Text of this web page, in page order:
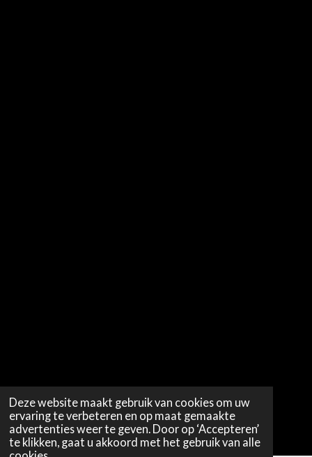
Deze website maakt gebruik van cookies om uw
ervaring te verbeteren en op maat gemaakte
advertenties weer te geven. Door op ‘Accepteren’
te klikken, gaat u akkoord met het gebruik van alle